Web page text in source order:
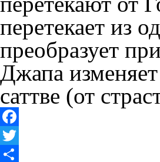
перетекает из
преобразует
Джапа
саттве (от
Facebook
Twitter